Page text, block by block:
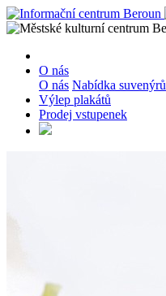
O nás
O nás Nabídka suvenýrů
Výlep plakátů
Prodej vstupenek